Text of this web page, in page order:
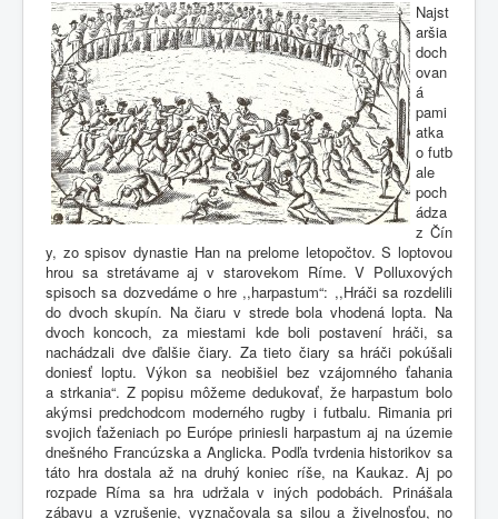
Najst
aršia
doch
ovan
á
pami
atka
o futb
ale
poch
ádza
z Čín
y, zo spisov dynastie Han na prelome letopočtov. S loptovou
hrou sa stretávame aj v starovekom Ríme. V Polluxových
spisoch sa dozvedáme o hre ,,harpastum“: ,,Hráči sa rozdelili
do dvoch skupín. Na čiaru v strede bola vhodená lopta. Na
dvoch koncoch, za miestami kde boli postavení hráči, sa
nachádzali dve ďalšie čiary. Za tieto čiary sa hráči pokúšali
doniesť loptu. Výkon sa neobišiel bez vzájomného ťahania
a strkania“. Z popisu môžeme dedukovať, že harpastum bolo
akýmsi predchodcom moderného rugby i futbalu. Rimania pri
svojich ťaženiach po Európe priniesli harpastum aj na územie
dnešného Francúzska a Anglicka. Podľa tvrdenia historikov sa
táto hra dostala až na druhý koniec ríše, na Kaukaz. Aj po
rozpade Ríma sa hra udržala v iných podobách. Prinášala
zábavu a vzrušenie, vyznačovala sa silou a živelnosťou, no